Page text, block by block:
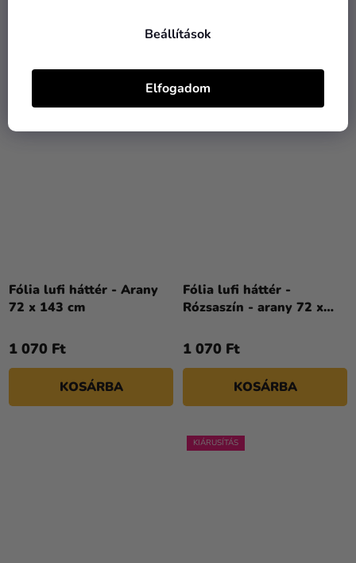
Beállítások
Elfogadom
KOSÁRBA
7 990 Ft
KOSÁRBA
Fólia lufi háttér - Arany
72 x 143 cm
1 070 Ft
KOSÁRBA
Fólia lufi háttér -
Rózsaszín - arany 72 x
1 070 Ft
KOSÁRBA
KIÁRUSÍTÁS